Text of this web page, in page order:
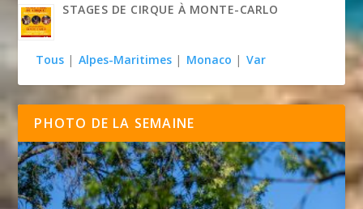
STAGES DE CIRQUE À MONTE-CARLO
Tous | Alpes-Maritimes | Monaco | Var
PHOTO DE LA SEMAINE